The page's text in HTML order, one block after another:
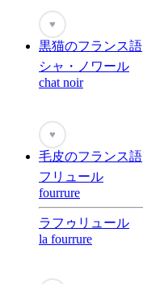
♥
黒猫のフランス語
シャ・ノワール
chat noir
♥
毛皮のフランス語
フリュール
fourrure
ラフゥリュール
la fourrure